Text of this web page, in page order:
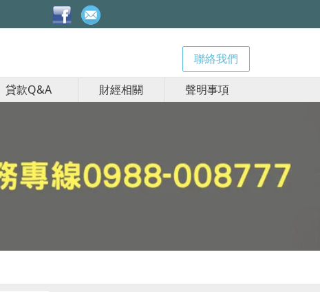
聯絡我們
貸款Q&A 財經相關 聲明事項